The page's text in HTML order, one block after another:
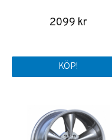
2099 kr
KÖP!